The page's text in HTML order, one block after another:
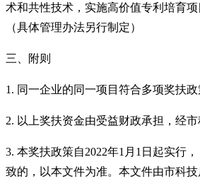
术和共性技术，实施高价值专利培育
（具体管理办法另行制定）
三、附则
1. 同一企业的同一项目符合多项奖扶
2. 以上奖扶资金由受益财政承担，经
3. 本奖扶政策自2022年1月1日起实行
致的，以本文件为准。本文件由市科技